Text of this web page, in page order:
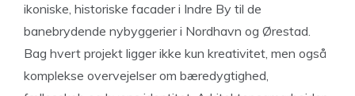
ikoniske, historiske facader i Indre By til de
banebrydende nybyggerier i Nordhavn og Ørestad.
Bag hvert projekt ligger ikke kun kreativitet, men også
komplekse overvejelser om bæredygtighed,